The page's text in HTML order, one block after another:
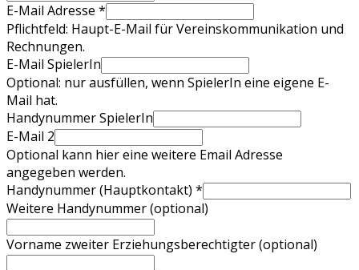
E-Mail Adresse *
Pflichtfeld: Haupt-E-Mail für Vereinskommunikation und
Rechnungen.
E-Mail SpielerIn
Optional: nur ausfüllen, wenn SpielerIn eine eigene E-
Mail hat.
Handynummer SpielerIn
E-Mail 2
Optional kann hier eine weitere Email Adresse
angegeben werden.
Handynummer (Hauptkontakt) *
Weitere Handynummer (optional)
Vorname zweiter Erziehungsberechtigter (optional)